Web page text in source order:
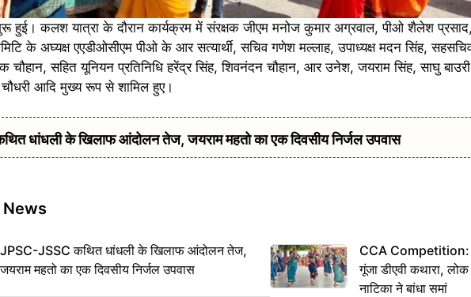
हुई। कलश यात्रा के दौरान कार्यक्रम में संरक्षक जीएम मनोज कुमार अग्रवाल, पीओ शैलेश
के अघ्यक्ष एएडीओसीएम पीओ के आर सत्यार्थी, सचिव गणेश मल्लाह, उपाध्यक्ष मदन सिंह,
चौहान, सहित यूनियन प्रतिनिधि हरेंद्र सिंह, शिवनंदन चौहान, आर उनेश, जयराम सिंह, साघु
आदि मुख्य रूप से शामिल हुए।
धांधली के खिलाफ आंदोलन तेज, जयराम महतो का एक दिवसीय निर्जल उपवास
JPSC-JSSC कथित धांधली के खिलाफ आंदोलन तेज,
जयराम महतो का एक दिवसीय निर्जल उपवास
CCA Competition:
गूंजा डीएवी कथारा,
नाटिका ने बांधा समां